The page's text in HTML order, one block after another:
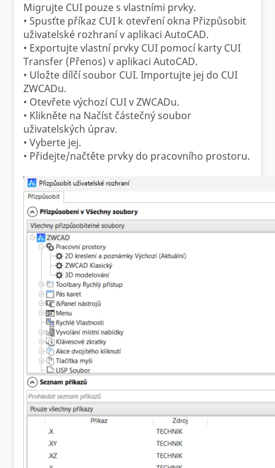
Migrujte CUI pouze s vlastními prvky.
• Spusťte příkaz CUI k otevření okna Přizpůsobit
uživatelské rozhraní v aplikaci AutoCAD.
• Exportujte vlastní prvky CUI pomocí karty CUI
Transfer (Přenos) v aplikaci AutoCAD.
• Uložte dílčí soubor CUI. Importujte jej do CUI
ZWCADu.
• Otevřete výchozí CUI v ZWCADu.
• Klikněte na Načíst částečný soubor
uživatelských úprav.
• Vyberte jej.
• Přidejte/načtěte prvky do pracovního prostoru.